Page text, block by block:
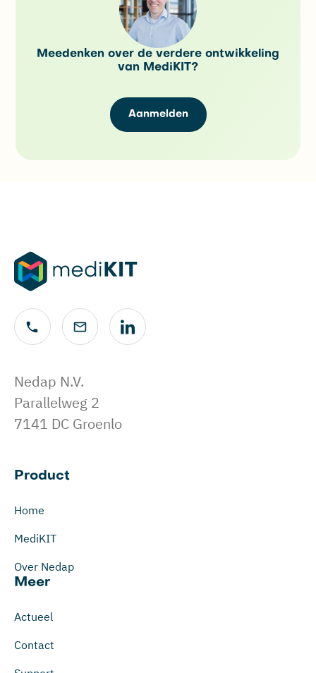
Meedenken over de verdere ontwikkeling
van MediKIT?
Aanmelden
Nedap N.V.
Parallelweg 2
7141 DC Groenlo
Product
Home
MediKIT
Over Nedap
Meer
Actueel
Contact